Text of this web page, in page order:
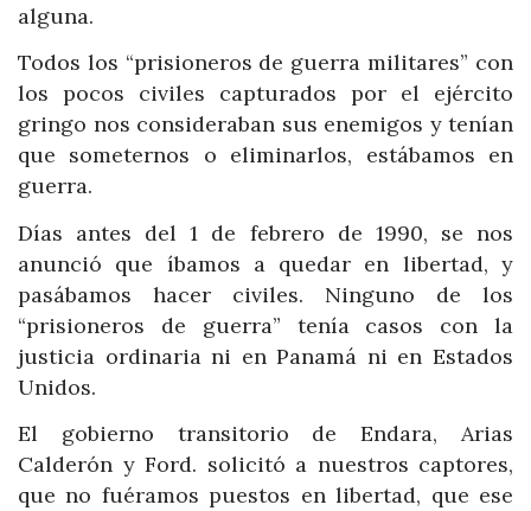
alguna.
Todos los “prisioneros de guerra militares” con
los pocos civiles capturados por el ejército
gringo nos consideraban sus enemigos y tenían
que someternos o eliminarlos, estábamos en
guerra.
Días antes del 1 de febrero de 1990, se nos
anunció que íbamos a quedar en libertad, y
pasábamos hacer civiles. Ninguno de los
“prisioneros de guerra” tenía casos con la
justicia ordinaria ni en Panamá ni en Estados
Unidos.
El gobierno transitorio de Endara, Arias
Calderón y Ford. solicitó a nuestros captores,
que no fuéramos puestos en libertad, que ese